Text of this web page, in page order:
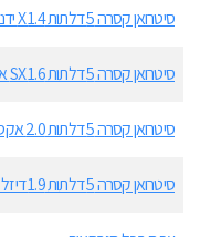
סיטרואן קסרה 5 דלתות 1.4 X ידני
סיטרואן קסרה 5 דלתות 1.6 SX אוטומט
סיטרואן קסרה 5 דלתות 2.0 אקסקלוסיב אוטומט
סיטרואן קסרה 5 דלתות 1.9 דיזל SX ידני